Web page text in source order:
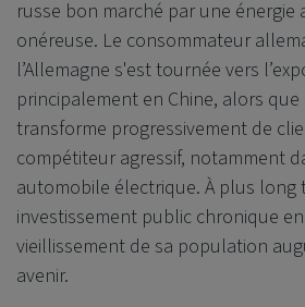
russe bon marché par une énergie
onéreuse. Le consommateur
l’Allemagne s'est tournée vers
principalement en Chine, alors que
transforme progressivement de
compétiteur agressif, notamment
automobile électrique. À plus long
investissement public chronique
vieillissement de sa population
avenir.